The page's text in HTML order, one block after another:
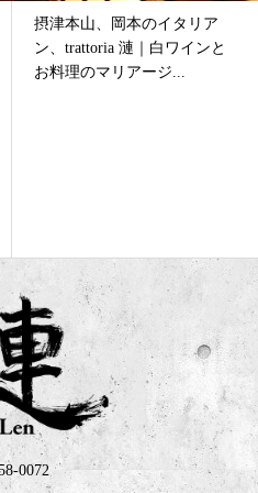
摂津本山、岡本のイタリア
ン、trattoria 漣｜白ワインと
お料理のマリアージ...
0072